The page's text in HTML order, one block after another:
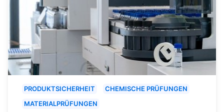
PRODUKTSICHERHEIT
CHEMISCHE PRÜFUNGEN
MATERIALPRÜFUNGEN